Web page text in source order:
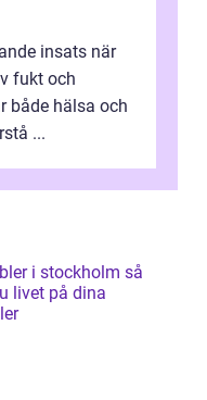
insats när
fukt och
både hälsa och
...
i stockholm så
livet på dina